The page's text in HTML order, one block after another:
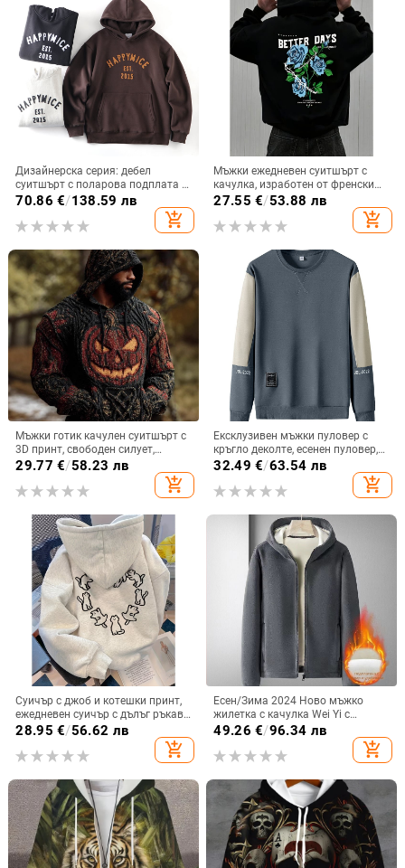
Дизайнерска серия: дебел
суитшърт с поларова подплата и
качулка за мъже – есенно-зимно
70.86 €/138.59 лв
add_shopping_cart
Мъжки ежедневен суитшърт с
качулка, изработен от френски
терти полиестер
27.55 €/53.88 лв
add_shopping_cart
Мъжки готик качулен суитшърт с
3D принт, свободен силует,
полиестер 96%+
29.77 €/58.23 лв
add_shopping_cart
Ексклузивен мъжки пуловер с
кръгло деколте, есенен пуловер,
модерен, ежедневен, модерен,
универсален, с дълъг ръкав,
тениска с дълъг ръкав
32.49 €/63.54 лв
add_shopping_cart
Суичър с джоб и котешки принт,
ежедневен суичър с дълъг ръкав
H
28.95 €/56.62 лв
add_shopping_cart
Есен/Зима 2024 Ново мъжко
жилетка с качулка Wei Yi с
поларена подплата, удебелено
кадифено яке Wei Yi Olympic с
качулка, тежко качество
49.26 €/96.34 лв
add_shopping_cart